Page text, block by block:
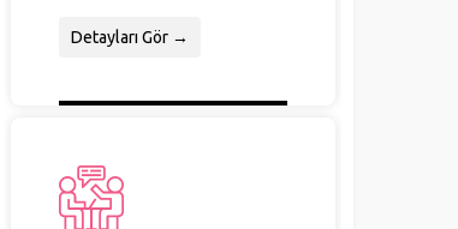
Detayları Gör →